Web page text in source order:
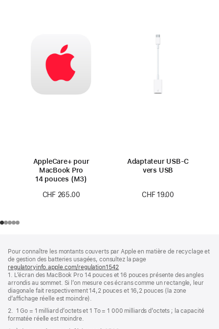
AppleCare+ pour
MacBook Pro
14 pouces (M3)
CHF 265.00
Adaptateur USB-C
vers USB
CHF 19.00
de
page
de
bas
de
page
Pour connaître les montants couverts par Apple en matière de recyclage et
de gestion des batteries usagées, consultez la page
regulatoryinfo.apple.com/regulation1542
dans
une
nouvelle
1. L’écran des MacBook Pro 14 pouces et 16 pouces présente des angles
arrondis au sommet. Si l’on mesure ces écrans comme un rectangle, leur
diagonale fait respectivement 14,2 pouces et 16,2 pouces (la zone
d’affichage réelle est moindre).
2. 1 Go = 1 milliard d’octets et 1 To = 1 000 milliards d’octets ; la capacité
formatée réelle est moindre.